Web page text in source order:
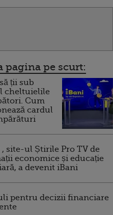
pagina pe scurt:
ții sub
cheltuielile
Cum
cardul
site-ul Știrile Pro TV de
economice și educație
a devenit iBani
pentru decizii financiare